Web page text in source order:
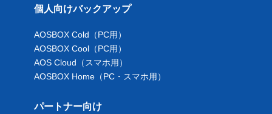
個人向けバックアップ
AOSBOX Cold（PC用）
AOSBOX Cool（PC用）
AOS Cloud（スマホ用）
AOSBOX Home（PC・スマホ用）
パートナー向け